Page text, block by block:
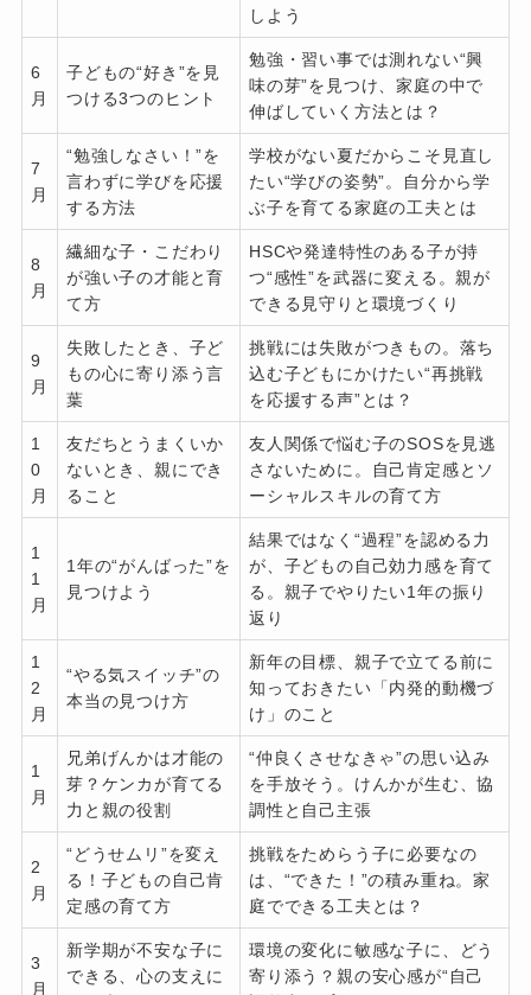
しよう
6
月
子どもの“好き”を見
つける3つのヒント
勉強・習い事では測れない“興
味の芽”を見つけ、家庭の中で
伸ばしていく方法とは？
7
月
“勉強しなさい！”を
言わずに学びを応援
する方法
学校がない夏だからこそ見直し
たい“学びの姿勢”。自分から学
ぶ子を育てる家庭の工夫とは
8
月
繊細な子・こだわり
が強い子の才能と育
て方
HSCや発達特性のある子が持
つ“感性”を武器に変える。親が
できる見守りと環境づくり
9
月
失敗したとき、子ど
もの心に寄り添う言
葉
挑戦には失敗がつきもの。落ち
込む子どもにかけたい“再挑戦
を応援する声”とは？
1
0
月
友だちとうまくいか
ないとき、親にでき
ること
友人関係で悩む子のSOSを見逃
さないために。自己肯定感とソ
ーシャルスキルの育て方
1
1
月
1年の“がんばった”を
見つけよう
結果ではなく“過程”を認める力
が、子どもの自己効力感を育て
る。親子でやりたい1年の振り
返り
1
2
月
“やる気スイッチ”の
本当の見つけ方
新年の目標、親子で立てる前に
知っておきたい「内発的動機づ
け」のこと
1
月
兄弟げんかは才能の
芽？ケンカが育てる
力と親の役割
“仲良くさせなきゃ”の思い込み
を手放そう。けんかが生む、協
調性と自己主張
2
月
“どうせムリ”を変え
る！子どもの自己肯
定感の育て方
挑戦をためらう子に必要なの
は、“できた！”の積み重ね。家
庭でできる工夫とは？
3
月
新学期が不安な子に
できる、心の支えに
環境の変化に敏感な子に、どう
寄り添う？親の安心感が“自己